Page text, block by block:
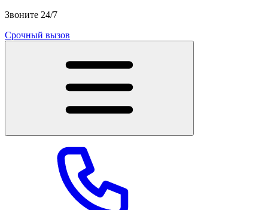
Звоните 24/7
Срочный вызов